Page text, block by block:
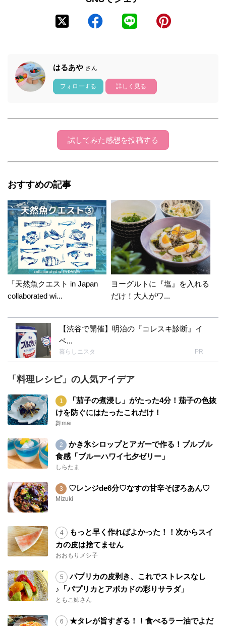
はるあや さん
フォローする 詳しく見る
試してみた感想を投稿する
おすすめの記事
「天然魚クエスト in Japan
collaborated wi...
ヨーグルトに『塩』を入れる
だけ！大人がワ...
【渋谷で開催】明治の『コレスキ診断』イ
ベ...
暮らしニスタ PR
「料理レシピ」の人気アイデア
「茄子の煮浸し」がたった4分！茄子の色抜
けを防ぐにはたったこれだけ！
舞mai
かき氷シロップとアガーで作る！プルプル
食感「ブルーハワイ七夕ゼリー」
しらたま
♡レンジde6分♡なすの甘辛そぼろあん♡
Mizuki
もっと早く作ればよかった！！次からスイ
カの皮は捨てません
おおもりメシ子
パプリカの皮剥き、これでストレスなし
♪「パプリカとアボカドの彩りサラダ」
ともこ姉さん
★タレが旨すぎる！！食べるラー油でよだ